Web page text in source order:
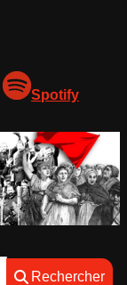
Spotify
Rechercher